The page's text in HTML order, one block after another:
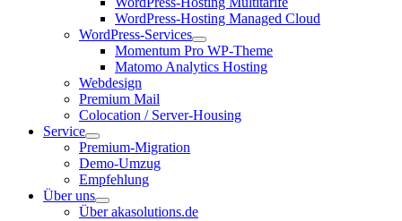
WordPress-Hosting Managed Cloud
WordPress-Services
Momentum Pro WP-Theme
Matomo Analytics Hosting
Webdesign
Premium Mail
Colocation / Server-Housing
Service
Premium-Migration
Demo-Umzug
Empfehlung
Über uns
Über akasolutions.de